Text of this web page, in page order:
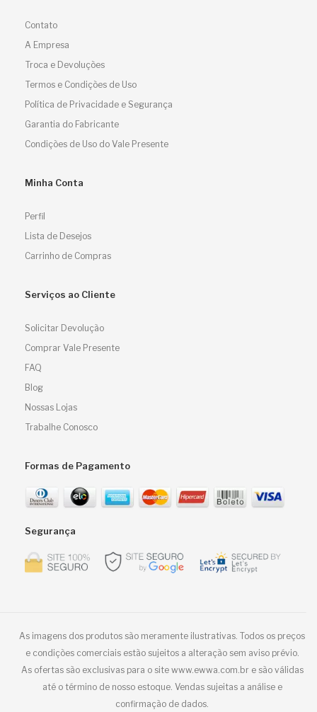
Contato
A Empresa
Troca e Devoluções
Termos e Condições de Uso
Política de Privacidade e Segurança
Garantia do Fabricante
Condições de Uso do Vale Presente
Minha Conta
Perfil
Lista de Desejos
Carrinho de Compras
Serviços ao Cliente
Solicitar Devolução
Comprar Vale Presente
FAQ
Blog
Nossas Lojas
Trabalhe Conosco
Formas de Pagamento
Segurança
As imagens dos produtos são meramente ilustrativas. Todos os preços
e condições comerciais estão sujeitos a alteração sem aviso prévio.
As ofertas são exclusivas para o site www.ewwa.com.br e são válidas
até o término de nosso estoque. Vendas sujeitas a análise e
confirmação de dados.